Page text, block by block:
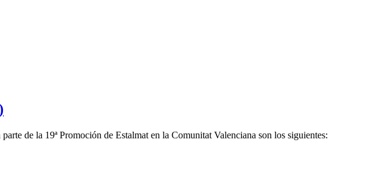
de la 19ª Promoción de Estalmat en la Comunitat Valenciana son los siguientes: